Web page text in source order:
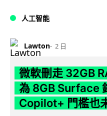
人工智能
Lawton 2 日
微軟刪走 32GB
為 8GB Surface
Copilot+ 門檻也